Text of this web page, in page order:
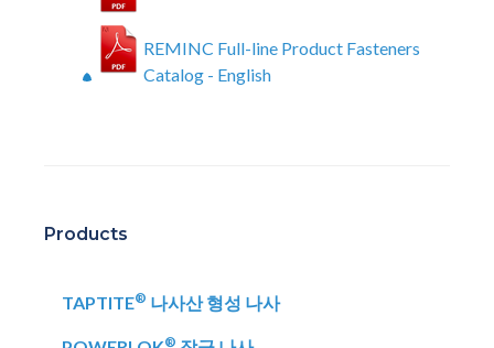
REMINC Full-line Product Fasteners
Catalog - English
Products
TAPTITE® 나사산 형성 나사
®